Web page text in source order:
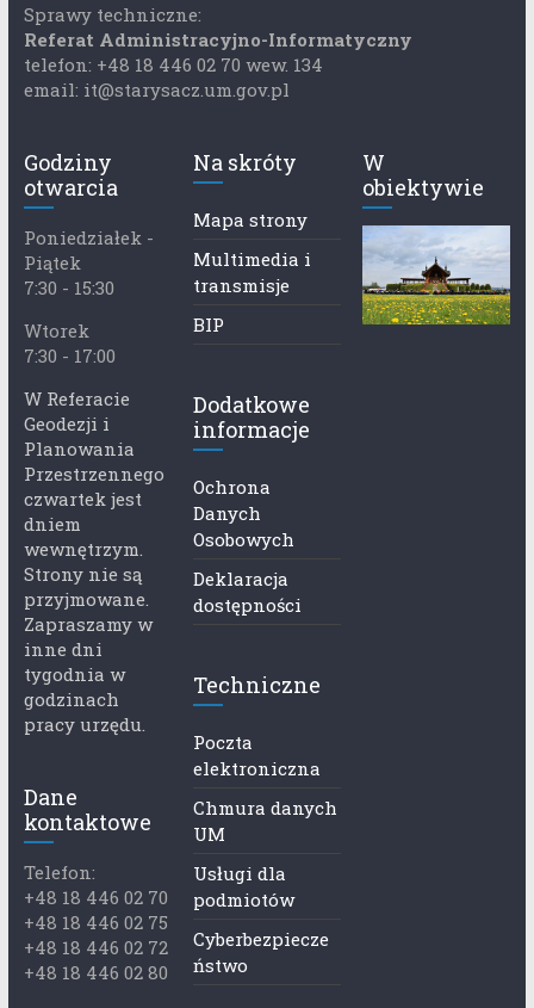
Sprawy techniczne:
Referat Administracyjno-Informatyczny
telefon: +48 18 446 02 70 wew. 134
email: it@starysacz.um.gov.pl
Godziny
otwarcia
Poniedziałek -
Piątek
7:30 - 15:30
Wtorek
7:30 - 17:00
W Referacie
Geodezji i
Planowania
Przestrzennego
czwartek jest
dniem
wewnętrzym.
Strony nie są
przyjmowane.
Zapraszamy w
inne dni
tygodnia w
godzinach
pracy urzędu.
Dane
kontaktowe
Telefon:
+48 18 446 02 70
+48 18 446 02 75
+48 18 446 02 72
+48 18 446 02 80
Na skróty
Mapa strony
Multimedia i
transmisje
BIP
Dodatkowe
informacje
Ochrona
Danych
Osobowych
Deklaracja
dostępności
Techniczne
Poczta
elektroniczna
Chmura danych
UM
Usługi dla
podmiotów
Cyberbezpiecze
ństwo
W
obiektywie